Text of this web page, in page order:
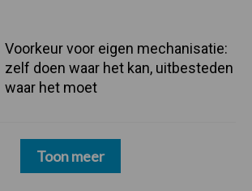
Voorkeur voor eigen mechanisatie:
zelf doen waar het kan, uitbesteden
waar het moet
Toon meer